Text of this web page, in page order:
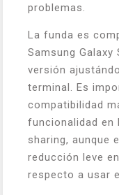
problemas.
La funda es
Samsung Galaxy
versión
terminal. Es
compatibilidad
funcionalidad en
sharing, aunque
reducción leve
respecto a usar